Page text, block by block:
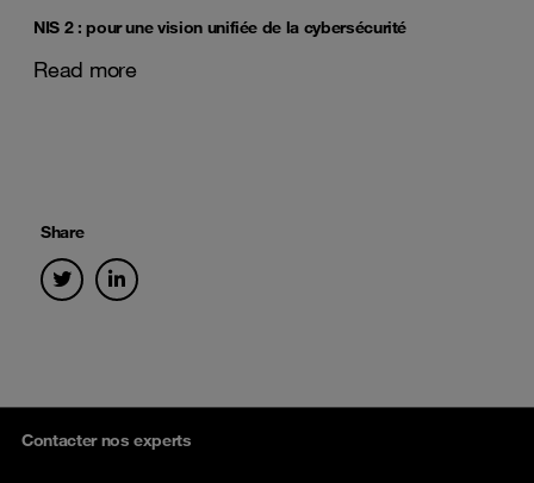
NIS 2 : pour une vision unifiée de la cybersécurité
Read more
Share
Contacter nos experts